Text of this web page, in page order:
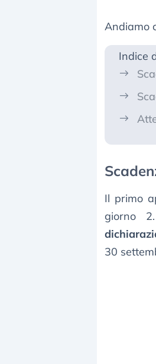
Andiamo
Indice
Il primo
giorno
30